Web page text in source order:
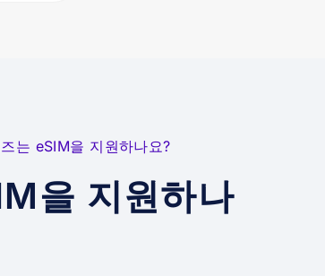
는 eSIM을 지원하나요?
을 지원하나